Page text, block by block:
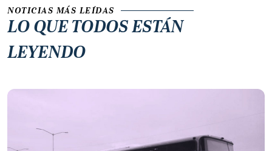
NOTICIAS MÁS LEÍDAS
LO QUE TODOS ESTÁN
LEYENDO